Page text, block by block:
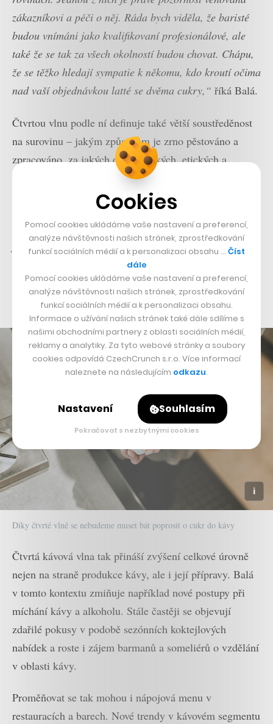
zákazníkovi a péči o něj. Ráda bych viděla, že baristé
budou vnímáni jako kvalifikovaní profesionálové, ale
také že se tak za všech okolností budou chovat. Chápu,
že se těžko hledají sympatie k někomu, kdo kroutí očima
nad vaší objednávkou latté se dvěma cukry,“ říká Balá.
Čtvrtou vlnu podle ní definuje také větší soustředěnost
na surovinu – jakým způsobem je zrno pěstováno a
zpracováno, za jakých ekonomických, etických a
ekologických podmínek se k nám dostává.
Podle Petry Veselé přinese čtvrtá kávová vlna změny
také na poli samotné produkce kávy.„Co se nyní mění,
jsou experimenty s různými odrůdami, které jsou
odolnější vůči škůdcům, ale zároveň nabídnou i
zajímavější chuťový profil. Dále se také prohlubuje
využívání speciálních metod při zpracování kávy.“
Díky čtvrté vlně se nebudeme muset bát poprosit o cukr do kávy
Čtvrtá kávová vlna tak přináší zvýšení celkové úrovně
nejen na straně produkce kávy, ale i její přípravy. Balá
v tomto kontextu zmiňuje například nové postupy při
míchání kávy a alkoholu. Stále častěji se objevují
zdařilé pokusy v podobě sezónních koktejlových
nabídek a roste i zájem barmanů a someliérů o vzdělání
v oblasti kávy.
Proměňovat se tak mohou i nápojová menu v
restauracích a barech. Nové trendy v kávovém segmentu
Cookies
Pomocí cookies ukládáme vaše nastavení a preferencí,
analýze návštěvnosti našich stránek, zprostředkování
funkcí sociálních médií a k personalizaci obsahu … Číst
dále
Pomocí cookies ukládáme vaše nastavení a preferencí,
analýze návštěvnosti našich stránek, zprostředkování
funkcí sociálních médií a k personalizaci obsahu.
Informace o užívání našich stránek také dále sdílíme s
našimi obchodními partnery z oblasti sociálních médií,
reklamy a analytiky. Za tyto webové stránky a soubory
cookies odpovídá CzechCrunch s.r.o. Více informací
naleznete na následujícím odkazu.
Nastavení Souhlasím
Pokračovat s nezbytnými cookies